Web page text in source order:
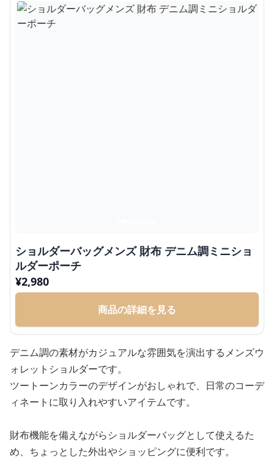
ショルダーバッグメンズ 財布 デニム調ミニショ
ルダーポーチ
¥2,980
商品の詳細を見る
デニム調の素材がカジュアルな雰囲気を演出するメンズウ
ォレットショルダーです。
ツートーンカラーのデザインがおしゃれで、日常のコーデ
ィネートに取り入れやすいアイテムです。
財布機能を備えながらショルダーバッグとして使えるた
め、ちょっとした外出やショッピングに便利です。